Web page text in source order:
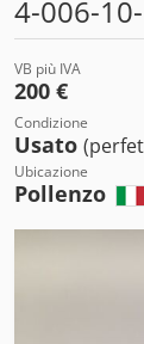
4-006-
VB più IVA
200 €
Condizione
Usato
Ubicazione
Pollenzo